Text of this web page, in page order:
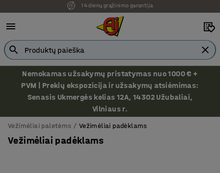
Ekspozicija Vilniuje
Nemokamas užsakymų pristatymas nuo 1000 € +
PVM | Prekių ekspozicija ir užsakymų atsiėmimas:
Senasis Ukmergės kelias 12A, 14302 Užubaliai,
Vilniaus r.
Vežimėliai paletėms Vežimėliai padėklams
Vežimėliai padėklams